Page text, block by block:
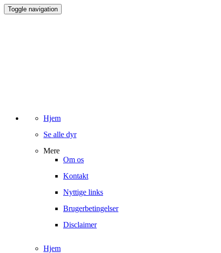
Toggle navigation
Hjem
Se alle dyr
Mere
Om os
Kontakt
Nyttige links
Brugerbetingelser
Disclaimer
Hjem